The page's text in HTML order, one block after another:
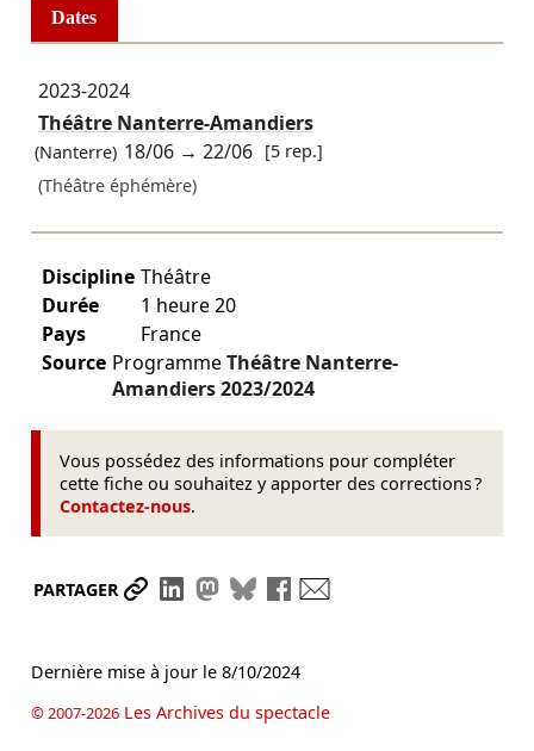
Dates
2023-2024
Théâtre Nanterre-Amandiers
(Nanterre) 18/06 →22/06 [5 rep.]
(Théâtre éphémère)
Discipline Théâtre
Durée
1 heure 20
Pays
France
Source ProgrammeThéâtre Nanterre-
Amandiers2023/2024
Vous possédez des informations pour compléter
cette fiche ou souhaitez y apporter des corrections ?
Contactez-nous.
PARTAGER Partager le lien
Partager sur LinkedIn
Partager sur Mastodon
Partager sur Bluesky
Partager sur Facebook
Dernière mise à jour le 8/10/2024
© 2007-2026Les Archives du spectacle